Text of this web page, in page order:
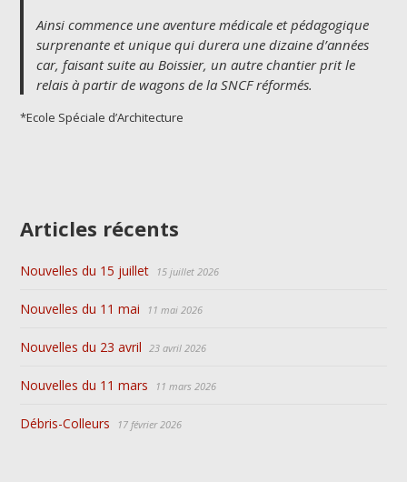
Ainsi commence une aventure médicale et pédagogique
surprenante et unique qui durera une dizaine d’années
car, faisant suite au Boissier, un autre chantier prit le
relais à partir de wagons de la SNCF réformés.
*Ecole Spéciale d’Architecture
Articles récents
Nouvelles du 15 juillet 15 juillet 2026
Nouvelles du 11 mai 11 mai 2026
Nouvelles du 23 avril 23 avril 2026
Nouvelles du 11 mars 11 mars 2026
Débris-Colleurs 17 février 2026